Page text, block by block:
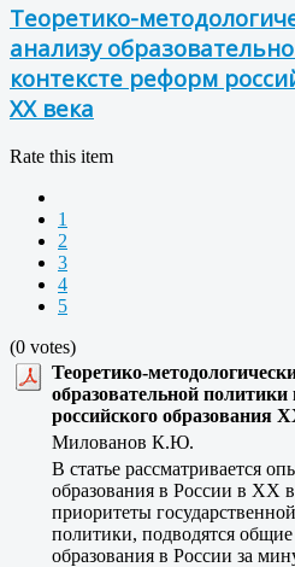
Теоретико-
анализу
контексте реформ
ХХ века
Rate this item
1
2
3
4
5
(0 votes)
Теоретико-
образовательной
российского образования
Милованов К.Ю.
В статье рассматривается
образования в России в XX
приоритеты
политики, подводятся
образования в России за